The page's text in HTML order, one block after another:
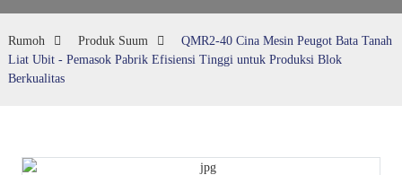
Rumoh Produk Suum
QMR2-40 Cina Mesin Peugot Bata Tanah
Liat Ubit - Pemasok Pabrik Efisiensi Tinggi untuk Produksi Blok
Berkualitas